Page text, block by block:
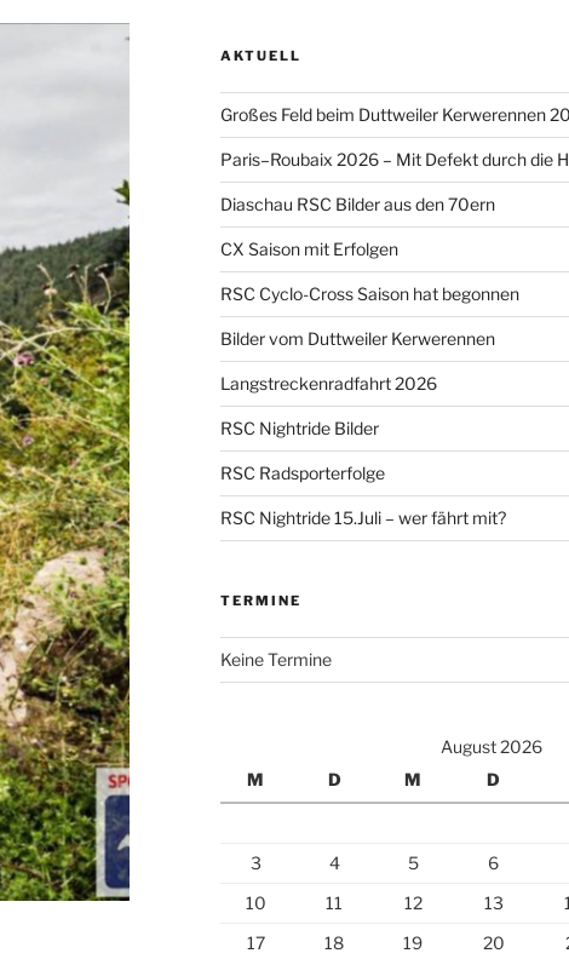
AKTUELL
Großes Feld beim Duttweiler Kerwerennen
Paris–Roubaix 2026 – Mit Defekt durch die
Diaschau RSC Bilder aus den 70ern
CX Saison mit Erfolgen
RSC Cyclo-Cross Saison hat begonnen
Bilder vom Duttweiler Kerwerennen
Langstreckenradfahrt 2026
RSC Nightride Bilder
RSC Radsporterfolge
RSC Nightride 15.Juli – wer fährt mit?
TERMINE
Keine Termine
August 2026
M
D M D
3
4 5 6
10
11 12 13
17
18 19 20